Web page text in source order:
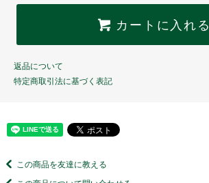
カートに入れる
返品について
特定商取引法に基づく表記
この商品を友達に教える